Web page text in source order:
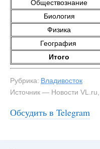
Обществознание
Биология
Физика
География
Итого
Рубрика: Владивосток
Источник — Новости
Обсудить в Telegram